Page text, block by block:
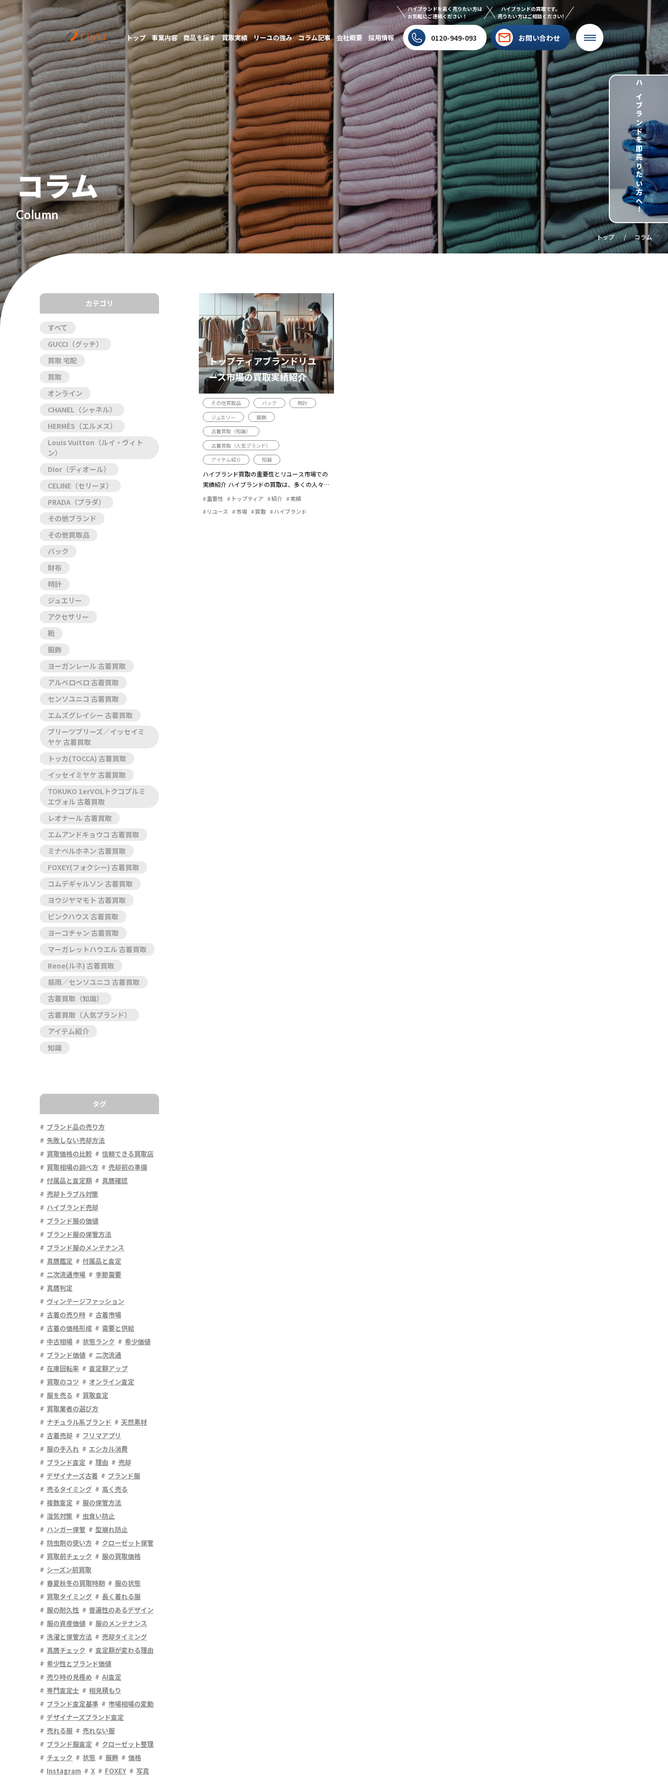
トップ 事業内容 商品を探す 買取実績 リーユの強み コラム記事 会社概要 採用情報
ハイブランドを高く売りたい方は
お気軽にご連絡ください！
0120-949-093
ハイブランドの買取です。
売りたい方はご相談ください!
お問い合わせ
コラム
Column
トップ コラム
カテゴリ
すべて
GUCCI（グッチ）
買取 宅配
買取
オンライン
CHANEL（シャネル）
HERMÈS（エルメス）
Louis Vuitton（ルイ・ヴィト
ン）
Dior（ディオール）
CELINE（セリーヌ）
PRADA（プラダ）
その他ブランド
その他買取品
バック
財布
時計
ジュエリー
アクセサリー
靴
服飾
ヨーガンレール 古着買取
アルベロベロ 古着買取
センソユニコ 古着買取
エムズグレイシー 古着買取
プリーツプリーズ／イッセイミ
ヤケ 古着買取
トッカ(TOCCA) 古着買取
イッセイミヤケ 古着買取
TOKUKO 1erVOLトクコプルミ
エヴォル 古着買取
レオナール 古着買取
エムアンドキョウコ 古着買取
ミナペルホネン 古着買取
FOXEY(フォクシー) 古着買取
コムデギャルソン 古着買取
ヨウジヤマモト 古着買取
ピンクハウス 古着買取
ヨーコチャン 古着買取
マーガレットハウエル 古着買取
Rene(ルネ) 古着買取
慈雨／センソユニコ 古着買取
古着買取（知識）
古着買取（人気ブランド）
アイテム紹介
知識
タグ
ブランド品の売り方
失敗しない売却方法
買取価格の比較
信頼できる買取店
買取相場の調べ方
売却前の準備
付属品と査定額
真贋確認
売却トラブル対策
ハイブランド売却
ブランド服の価値
ブランド服の保管方法
ブランド服のメンテナンス
真贋鑑定
付属品と査定
二次流通市場
季節需要
真贋判定
ヴィンテージファッション
古着の売り時
古着市場
古着の価格形成
需要と供給
中古相場
状態ランク
希少価値
ブランド価値
二次流通
在庫回転率
査定額アップ
買取のコツ
オンライン査定
服を売る
買取査定
買取業者の選び方
ナチュラル系ブランド
天然素材
古着売却
フリマアプリ
服の手入れ
エシカル消費
ブランド査定
理由
売却
デザイナーズ古着
ブランド服
売るタイミング
高く売る
複数査定
服の保管方法
湿気対策
虫食い防止
ハンガー保管
型崩れ防止
防虫剤の使い方
クローゼット保管
買取前チェック
服の買取価格
シーズン前買取
春夏秋冬の買取時期
服の状態
買取タイミング
長く着れる服
服の耐久性
普遍性のあるデザイン
服の資産価値
服のメンテナンス
洗濯と保管方法
売却タイミング
真贋チェック
査定額が変わる理由
希少性とブランド価値
売り時の見極め
AI査定
専門査定士
相見積もり
ブランド査定基準
市場相場の変動
デザイナーズブランド査定
売れる服
売れない服
ブランド服査定
クローゼット整理
チェック
状態 服飾
価格
Instagram
X FOXEY
写真
トップティアブランドリユ
ース市場の買取実績紹介
その他買取品 バック
時計
ジュエリー
服飾
古着買取（知識）
古着買取（人気ブランド）
アイテム紹介
知識
ハイブランド買取の重要性とリユース市場での
実績紹介 ハイブランドの買取は、多くの人々に
とって重要な...
重要性 トップティア 紹介
実績
リユース
市場 買取 ハイブランド
ハイブランドを即売りたい方へ！